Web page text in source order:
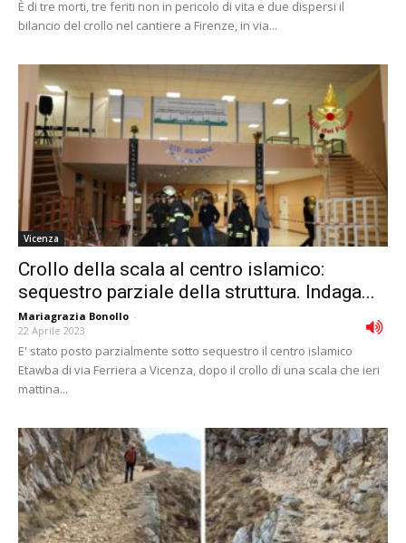
È di tre morti, tre feriti non in pericolo di vita e due dispersi il
bilancio del crollo nel cantiere a Firenze, in via...
Vicenza
Crollo della scala al centro islamico:
sequestro parziale della struttura. Indaga...
Mariagrazia Bonollo -
22 Aprile 2023
E' stato posto parzialmente sotto sequestro il centro islamico
Etawba di via Ferriera a Vicenza, dopo il crollo di una scala che ieri
mattina...